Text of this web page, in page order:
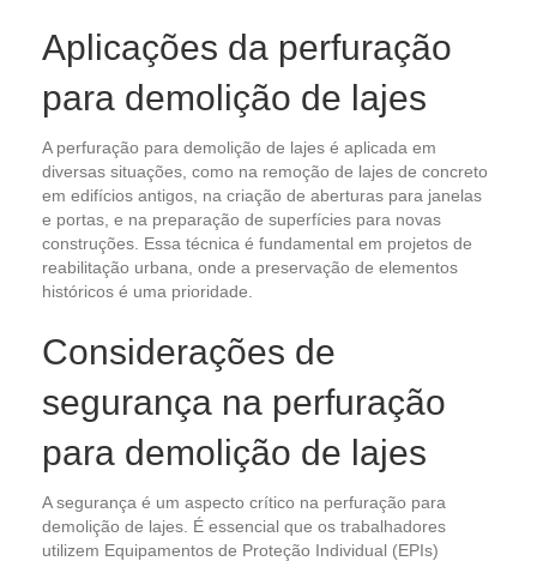
Aplicações da perfuração
para demolição de lajes
A perfuração para demolição de lajes é aplicada em
diversas situações, como na remoção de lajes de concreto
em edifícios antigos, na criação de aberturas para janelas
e portas, e na preparação de superfícies para novas
construções. Essa técnica é fundamental em projetos de
reabilitação urbana, onde a preservação de elementos
históricos é uma prioridade.
Considerações de
segurança na perfuração
para demolição de lajes
A segurança é um aspecto crítico na perfuração para
demolição de lajes. É essencial que os trabalhadores
utilizem Equipamentos de Proteção Individual (EPIs)